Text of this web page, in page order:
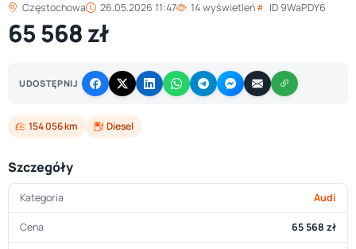
Częstochowa 26.05.2026 11:47 14 wyświetleń ID 9WaPDY6
65 568 zł
UDOSTĘPNIJ
154 056 km Diesel
Szczegóły
Kategoria Audi
Cena 65 568 zł